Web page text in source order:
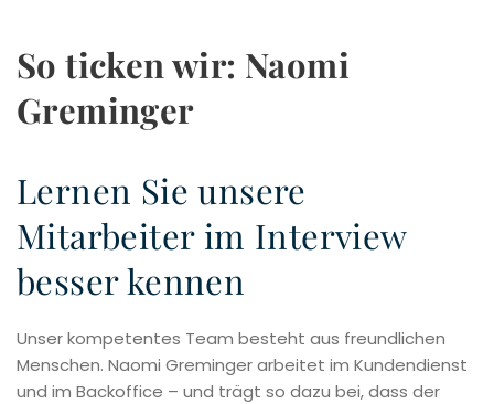
So ticken wir: Naomi
Greminger
Lernen Sie unsere
Mitarbeiter im Interview
besser kennen
Unser kompetentes Team besteht aus freundlichen
Menschen. Naomi Greminger arbeitet im Kundendienst
und im Backoffice – und trägt so dazu bei, dass der